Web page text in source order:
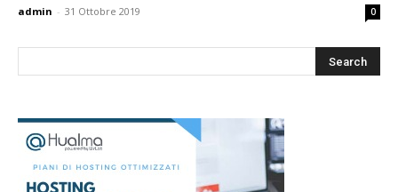
admin - 31 Ottobre 2019 0